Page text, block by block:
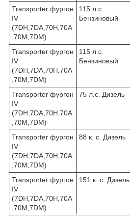
Transporter фургон
IV
(7DH,7DA,70H,70A
,70M,7DM)
115 л.с.
Бензиновый
Transporter фургон
IV
(7DH,7DA,70H,70A
,70M,7DM)
115 л.с.
Бензиновый
Transporter фургон
IV
(7DH,7DA,70H,70A
,70M,7DM)
75 л.с. Дизель
Transporter фургон
IV
(7DH,7DA,70H,70А
,70M,7DM)
88 к. с. Дизель
Transporter фургон
IV
(7DH,7DA,70H,70А
,70M,7DM)
151 к. с. Дизель